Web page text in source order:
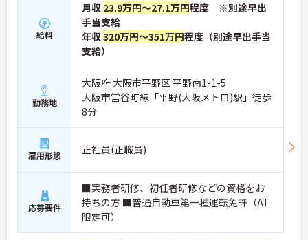
給料
月収 23.9万円～27.1万円程度 ※別途早出
手当支給
年収320万円～351万円程度（別途早出手当
支給）
勤務地
大阪府 大阪市平野区 平野南1-1-5
大阪市営谷町線「平野(大阪メトロ)駅」徒歩
8分
雇用形態 正社員(正職員)
応募要件
■実務者研修、初任者研修などの資格をお
持ちの方 ■普通自動車第一種運転免許（AT
限定可）